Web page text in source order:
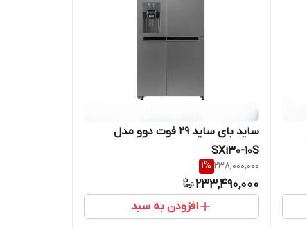
ساید بای ساید 29 فوت دوو مدل
SXi30-10S
238,000,000
1%
233,490,000
افزودن به سبد